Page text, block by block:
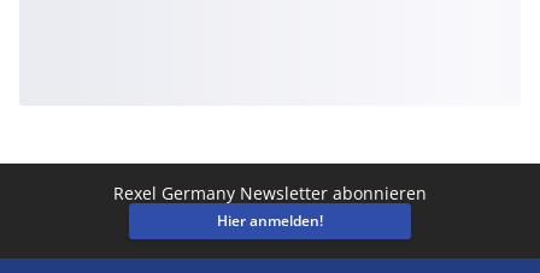
Rexel Germany Newsletter abonnieren
Hier anmelden!